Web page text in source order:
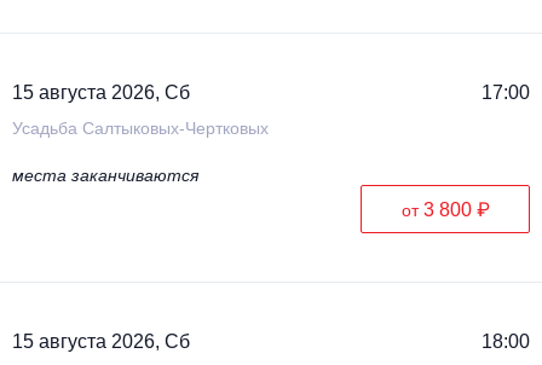
15 августа 2026, Сб 17:00
Усадьба Салтыковых-Чертковых
места заканчиваются
от3 800 ₽
15 августа 2026, Сб 18:00